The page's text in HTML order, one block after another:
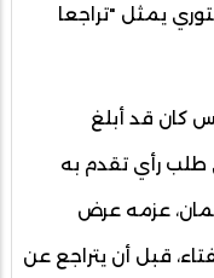
يمثل "تراجعا
كان قد أبلغ
طلب رأي تقدم به
عزمه عرض
قبل أن يتراجع عن